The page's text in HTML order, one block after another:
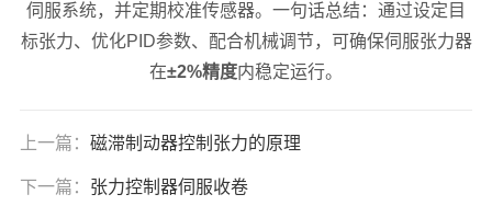
伺服系统，并定期校准传感器。一句话总结：通过设定目
标张力、优化PID参数、配合机械调节，可确保伺服张力器
在±2%精度内稳定运行。
上一篇： 磁滞制动器控制张力的原理
下一篇： 张力控制器伺服收卷